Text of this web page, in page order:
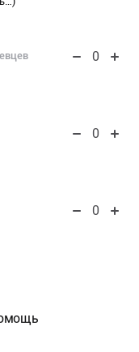
0
0
0